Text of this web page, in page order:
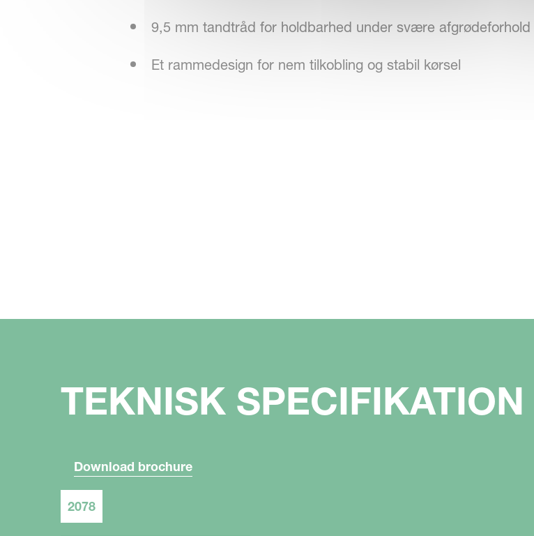
9,5 mm tandtråd for holdbarhed under svære afgrødeforhold
Et rammedesign for nem tilkobling og stabil kørsel
TEKNISK SPECIFIKATION
Download brochure
2078